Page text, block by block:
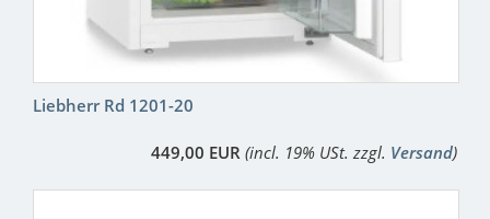
Liebherr Rd 1201-20
449,00 EUR (incl. 19% USt. zzgl. Versand)